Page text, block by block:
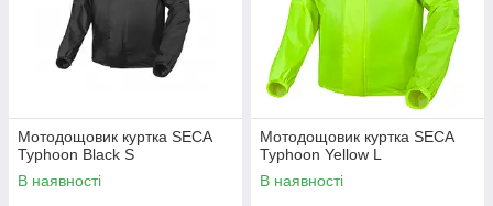
Мотодощовик куртка SECA
Typhoon Black S
В наявності
Мотодощовик куртка SECA
Typhoon Yellow L
В наявності